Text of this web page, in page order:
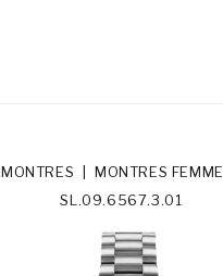
MONTRES MONTRES FEMME
SL.09.6567.3.01